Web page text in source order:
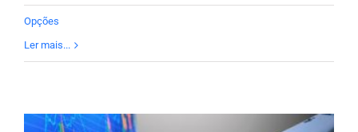
Opções
Ler mais...